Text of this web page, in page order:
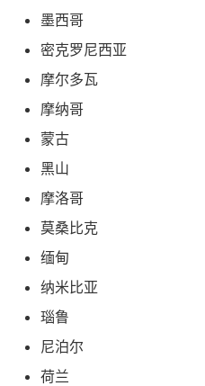
墨西哥
密克罗尼西亚
摩尔多瓦
摩纳哥
蒙古
黑山
摩洛哥
莫桑比克
缅甸
纳米比亚
瑙鲁
尼泊尔
荷兰